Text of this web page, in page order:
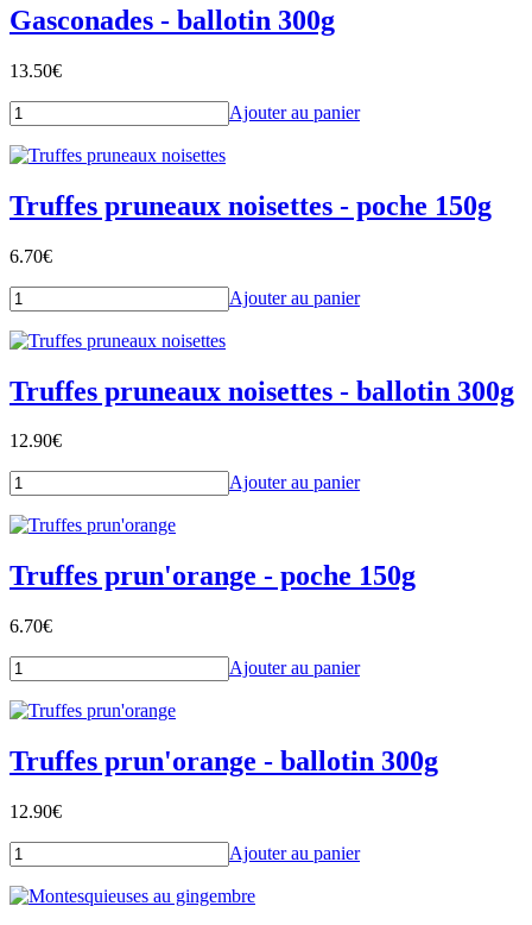
Gasconades - ballotin 300g
13.50€
Ajouter au panier
Truffes pruneaux noisettes - poche 150g
6.70€
Ajouter au panier
Truffes pruneaux noisettes - ballotin 300g
12.90€
Ajouter au panier
Truffes prun'orange - poche 150g
6.70€
Ajouter au panier
Truffes prun'orange - ballotin 300g
12.90€
Ajouter au panier